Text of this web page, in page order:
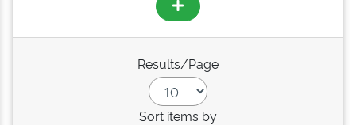
Results/Page
Sort items by